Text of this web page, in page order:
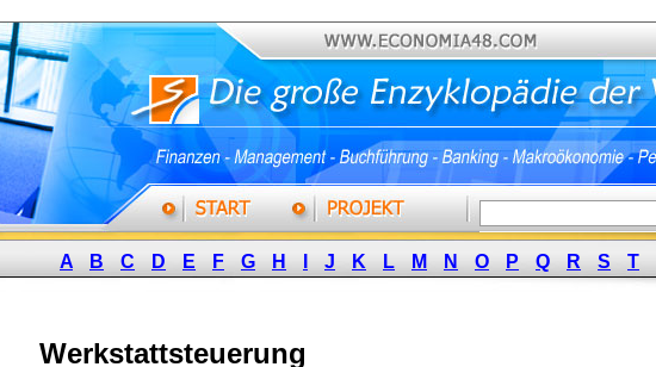
A B C D E F G H J K L M N O P Q R S T
Werkstattsteuerung